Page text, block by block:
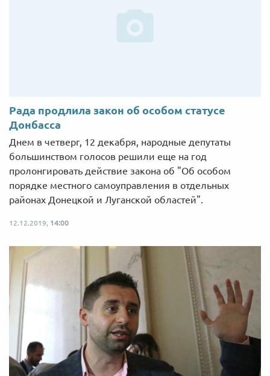
Рада продлила закон об особом статусе
Донбасса
Днем в четверг, 12 декабря, народные депутаты
большинством голосов решили еще на год
пролонгировать действие закона об "Об особом
порядке местного самоуправления в отдельных
районах Донецкой и Луганской областей".
12.12.2019, 14:00